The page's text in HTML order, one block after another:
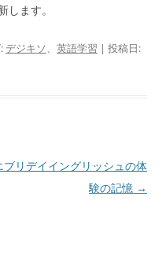
ます。
デジキソ、 英語学習 | 投稿日:
ブリデイイングリッシュの体
験の記憶 →